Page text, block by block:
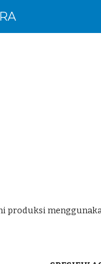
produksi